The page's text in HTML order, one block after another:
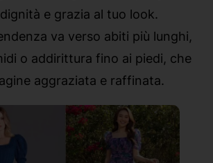
e grazia al tuo look.
va verso abiti più lunghi,
o addirittura fino ai piedi, che
aggraziata e raffinata.